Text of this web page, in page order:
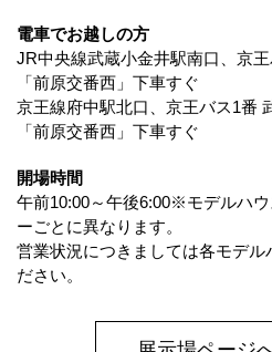
電車でお越しの方
JR中央線武蔵小金井駅南口、京
「前原交番西」下車すぐ
京王線府中駅北口、京王バス1番
「前原交番西」下車すぐ
開場時間
午前10:00～午後6:00※モデルハ
ーごとに異なります。
営業状況につきましては各モデル
ださい。